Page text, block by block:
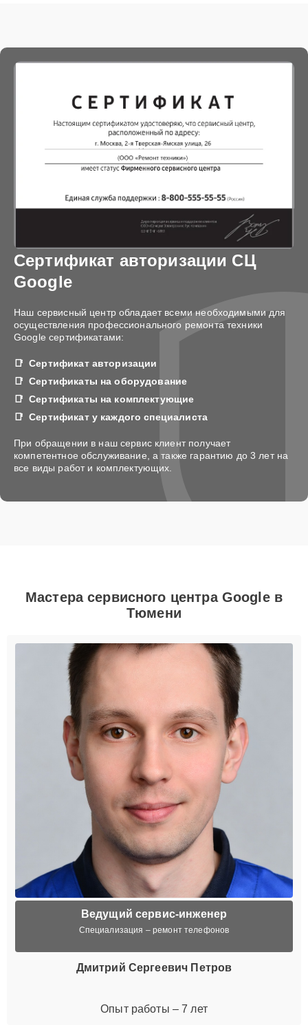
Сертификат авторизации СЦ
Google
Наш сервисный центр обладает всеми необходимыми для
осуществления профессионального ремонта техники
Google сертификатами:
Сертификат авторизации
Сертификаты на оборудование
Сертификаты на комплектующие
Сертификат у каждого специалиста
При обращении в наш сервис клиент получает
компетентное обслуживание, а также гарантию до 3 лет на
все виды работ и комплектующих.
Мастера сервисного центра Google в
Тюмени
Ведущий сервис-инженер
Специализация – ремонт телефонов
Дмитрий Сергеевич Петров
Опыт работы – 7 лет